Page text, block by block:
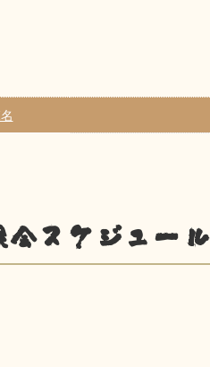
会スケジュール